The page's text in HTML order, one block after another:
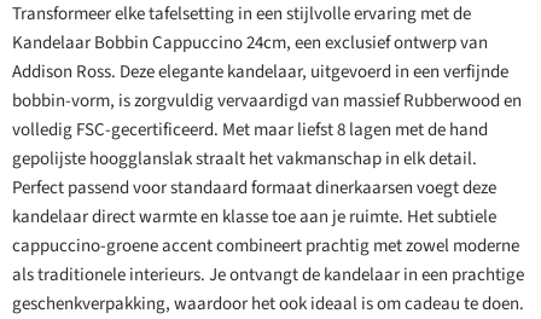
Transformeer elke tafelsetting in een stijlvolle ervaring met de
Kandelaar Bobbin Cappuccino 24cm, een exclusief ontwerp van
Addison Ross. Deze elegante kandelaar, uitgevoerd in een verfijnde
bobbin-vorm, is zorgvuldig vervaardigd van massief Rubberwood en
volledig FSC-gecertificeerd. Met maar liefst 8 lagen met de hand
gepolijste hoogglanslak straalt het vakmanschap in elk detail.
Perfect passend voor standaard formaat dinerkaarsen voegt deze
kandelaar direct warmte en klasse toe aan je ruimte. Het subtiele
cappuccino-groene accent combineert prachtig met zowel moderne
als traditionele interieurs. Je ontvangt de kandelaar in een prachtige
geschenkverpakking, waardoor het ook ideaal is om cadeau te doen.